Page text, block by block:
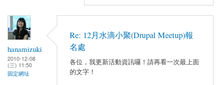
hanamizuki
2010-12-08
(三) 11:50
固定網址
Re: 12月水滴小聚(Drupal Meetup)報
名處
各位，我更新活動資訊囉！請再看一次最上面
的文字！